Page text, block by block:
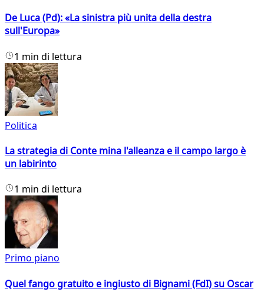
De Luca (Pd): «La sinistra più unita della destra
sull'Europa»
1 min di lettura
Politica
La strategia di Conte mina l'alleanza e il campo largo è
un labirinto
1 min di lettura
Primo piano
Quel fango gratuito e ingiusto di Bignami (FdI) su Oscar